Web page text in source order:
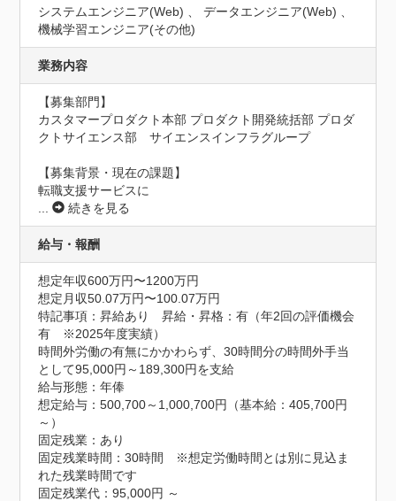
システムエンジニア(Web) 、 データエンジニア(Web) 、
機械学習エンジニア(その他)
業務内容
【募集部門】
カスタマープロダクト本部 プロダクト開発統括部 プロダ
クトサイエンス部　サイエンスインフラグループ
【募集背景・現在の課題】
転職支援サービスに
...
続きを見る
給与・報酬
想定年収600万円〜1200万円
想定月収50.07万円〜100.07万円
特記事項：昇給あり　昇給・昇格：有（年2回の評価機会
有　※2025年度実績）
時間外労働の有無にかかわらず、30時間分の時間外手当
として95,000円～189,300円を支給
給与形態：年俸
想定給与：500,700～1,000,700円（基本給：405,700円
～）
固定残業：あり
固定残業時間：30時間　※想定労働時間とは別に見込ま
れた残業時間です
固定残業代：95,000円 ～